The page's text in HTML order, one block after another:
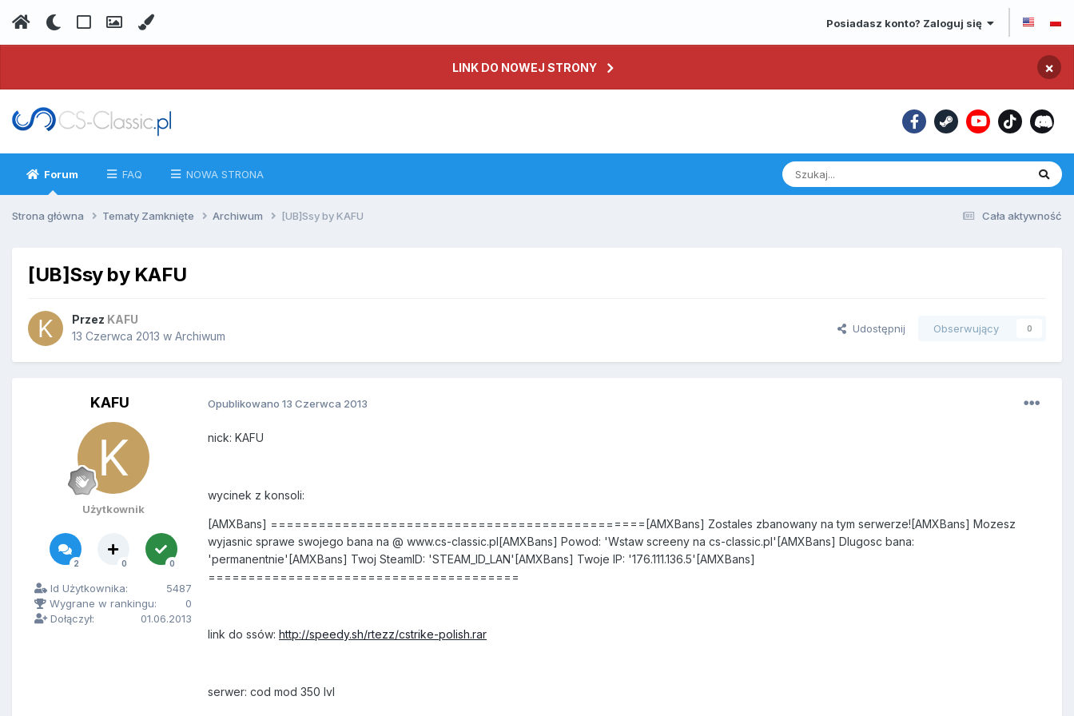
Posiadasz konto? Zaloguj się
LINK DO NOWEJ STRONY ×
Forum FAQ NOWA STRONA
Cała aktywność
Strona główna Tematy Zamknięte Archiwum [UB]Ssy by KAFU
[UB]Ssy by KAFU
Przez KAFU
13 Czerwca 2013 w Archiwum
Udostępnij Obserwujący 0
KAFU
Użytkownik
2 0 0
Id Użytkownika:
5487
Wygrane w rankingu:
0
Dołączył:
01.06.2013
Opublikowano 13 Czerwca 2013
nick: KAFU
wycinek z konsoli:
[AMXBans] ===============================================[AMXBans] Zostales zbanowany na tym serwerze![AMXBans] Mozesz
wyjasnic sprawe swojego bana na @ www.cs-classic.pl[AMXBans] Powod: 'Wstaw screeny na cs-classic.pl'[AMXBans] Dlugosc bana:
'permanentnie'[AMXBans] Twoj SteamID: 'STEAM_ID_LAN'[AMXBans] Twoje IP: '176.111.136.5'[AMXBans]
=======================================
link do ssów: http://speedy.sh/rtezz/cstrike-polish.rar
serwer: cod mod 350 lvl